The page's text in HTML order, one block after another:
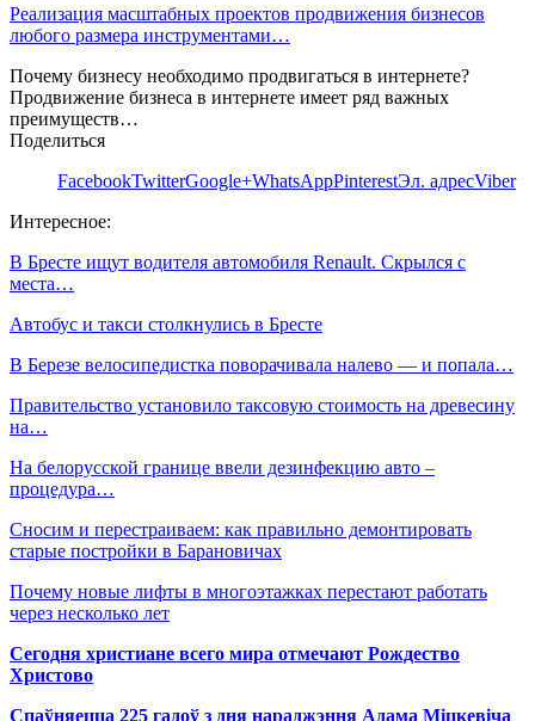
Реализация масштабных проектов продвижения бизнесов
любого размера инструментами…
Почему бизнесу необходимо продвигаться в интернете?
Продвижение бизнеса в интернете имеет ряд важных
преимуществ…
Поделиться
FacebookTwitterGoogle+WhatsAppPinterestЭл. адресViber
Интересное:
В Бресте ищут водителя автомобиля Renault. Скрылся с
места…
Автобус и такси столкнулись в Бресте
В Березе велосипедистка поворачивала налево — и попала…
Правительство установило таксовую стоимость на древесину
на…
На белорусской границе ввели дезинфекцию авто –
процедура…
Сносим и перестраиваем: как правильно демонтировать
старые постройки в Барановичах
Почему новые лифты в многоэтажках перестают работать
через несколько лет
Сегодня христиане всего мира отмечают Рождество
Христово
Спаўняецца 225 гадоў з дня нараджэння Адама Міцкевіча